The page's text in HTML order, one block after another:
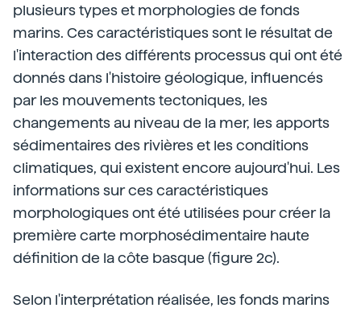
plusieurs types et morphologies de fonds
marins. Ces caractéristiques sont le résultat de
l'interaction des différents processus qui ont été
donnés dans l'histoire géologique, influencés
par les mouvements tectoniques, les
changements au niveau de la mer, les apports
sédimentaires des rivières et les conditions
climatiques, qui existent encore aujourd'hui. Les
informations sur ces caractéristiques
morphologiques ont été utilisées pour créer la
première carte morphosédimentaire haute
définition de la côte basque (figure 2c).
Selon l'interprétation réalisée, les fonds marins